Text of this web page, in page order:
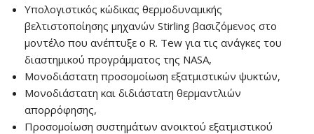
Υπολογιστικός κώδικας θερμοδυναμικής
βελτιστοποίησης μηχανών Stirling βασιζόμενος στο
μοντέλο που ανέπτυξε ο R. Tew για τις ανάγκες του
διαστημικού προγράμματος της NASA,
Μονοδιάστατη προσομοίωση εξατμιστικών ψυκτών,
Μονοδιάστατη και διδιάστατη θερμαντλιών
απορρόφησης,
Προσομοίωση συστημάτων ανοικτού εξατμιστικού